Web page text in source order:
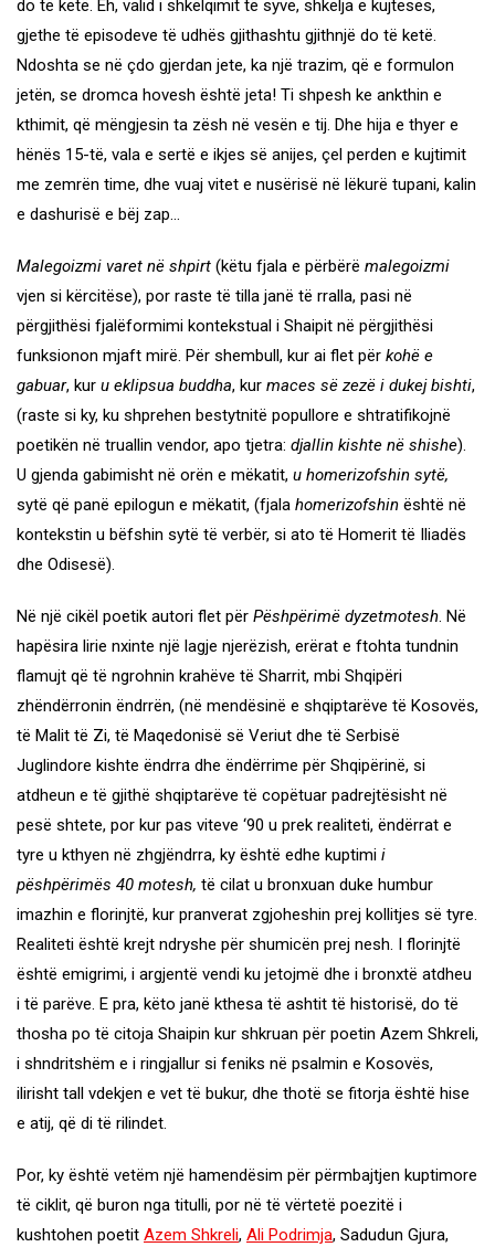
do të ketë. Eh, valid i shkëlqimit të syve, shkelja e kujtesës,
gjethe të episodeve të udhës gjithashtu gjithnjë do të ketë.
Ndoshta se në çdo gjerdan jete, ka një trazim, që e formulon
jetën, se dromca hovesh është jeta! Ti shpesh ke ankthin e
kthimit, që mëngjesin ta zësh në vesën e tij. Dhe hija e thyer e
hënës 15-të, vala e sertë e ikjes së anijes, çel perden e kujtimit
me zemrën time, dhe vuaj vitet e nusërisë në lëkurë tupani, kalin
e dashurisë e bëj zap…
Malegoizmi varet në shpirt (këtu fjala e përbërë malegoizmi
vjen si kërcitëse), por raste të tilla janë të rralla, pasi në
përgjithësi fjalëformimi kontekstual i Shaipit në përgjithësi
funksionon mjaft mirë. Për shembull, kur ai flet për kohë e
gabuar, kur u eklipsua buddha, kur maces së zezë i dukej bishti,
(raste si ky, ku shprehen bestytnitë popullore e shtratifikojnë
poetikën në truallin vendor, apo tjetra: djallin kishte në shishe).
U gjenda gabimisht në orën e mëkatit, u homerizofshin sytë,
sytë që panë epilogun e mëkatit, (fjala homerizofshin është në
kontekstin u bëfshin sytë të verbër, si ato të Homerit të Iliadës
dhe Odisesë).
Në një cikël poetik autori flet për Pëshpërimë dyzetmotesh. Në
hapësira lirie nxinte një lagje njerëzish, erërat e ftohta tundnin
flamujt që të ngrohnin krahëve të Sharrit, mbi Shqipëri
zhëndërronin ëndrrën, (në mendësinë e shqiptarëve të Kosovës,
të Malit të Zi, të Maqedonisë së Veriut dhe të Serbisë
Juglindore kishte ëndrra dhe ëndërrime për Shqipërinë, si
atdheun e të gjithë shqiptarëve të copëtuar padrejtësisht në
pesë shtete, por kur pas viteve ‘90 u prek realiteti, ëndërrat e
tyre u kthyen në zhgjëndrra, ky është edhe kuptimi i
pëshpërimës 40 motesh, të cilat u bronxuan duke humbur
imazhin e florinjtë, kur pranverat zgjoheshin prej kollitjes së tyre.
Realiteti është krejt ndryshe për shumicën prej nesh. I florinjtë
është emigrimi, i argjentë vendi ku jetojmë dhe i bronxtë atdheu
i të parëve. E pra, këto janë kthesa të ashtit të historisë, do të
thosha po të citoja Shaipin kur shkruan për poetin Azem Shkreli,
i shndritshëm e i ringjallur si feniks në psalmin e Kosovës,
ilirisht tall vdekjen e vet të bukur, dhe thotë se fitorja është hise
e atij, që di të rilindet.
Por, ky është vetëm një hamendësim për përmbajtjen kuptimore
të ciklit, që buron nga titulli, por në të vërtetë poezitë i
kushtohen poetit Azem Shkreli, Ali Podrimja, Sadudun Gjura,